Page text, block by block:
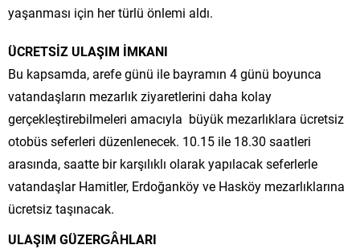
yaşanması için her türlü önlemi aldı.
ÜCRETSİZ ULAŞIM İMKANI
Bu kapsamda, arefe günü ile bayramın 4 günü boyunca
vatandaşların mezarlık ziyaretlerini daha kolay
gerçekleştirebilmeleri amacıyla büyük mezarlıklara ücretsiz
otobüs seferleri düzenlenecek. 10.15 ile 18.30 saatleri
arasında, saatte bir karşılıklı olarak yapılacak seferlerle
vatandaşlar Hamitler, Erdoğanköy ve Hasköy mezarlıklarına
ücretsiz taşınacak.
ULAŞIM GÜZERGÂHLARI